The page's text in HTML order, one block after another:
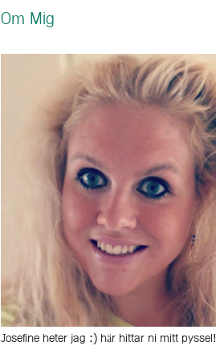
Om Mig
Josefine heter jag :) här hittar ni mitt pyssel!